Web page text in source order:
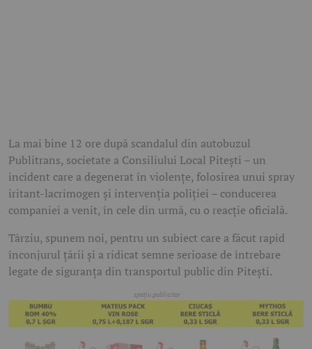
La mai bine 12 ore după scandalul din autobuzul
Publitrans, societate a Consiliului Local Pitești – un
incident care a degenerat în violențe, folosirea unui spray
iritant-lacrimogen și intervenția poliției – conducerea
companiei a venit, în cele din urmă, cu o reacție oficială.
Târziu, spunem noi, pentru un subiect care a făcut rapid
înconjurul țării și a ridicat semne serioase de întrebare
legate de siguranța din transportul public din Pitești.